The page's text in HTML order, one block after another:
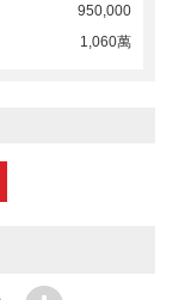
950,000
1,060萬